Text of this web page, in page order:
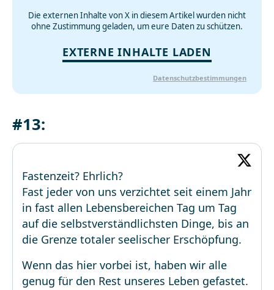
Die externen Inhalte von X in diesem Artikel wurden nicht
ohne Zustimmung geladen, um eure Daten zu schützen.
EXTERNE INHALTE LADEN
Datenschutzbestimmungen
#13:
Fastenzeit? Ehrlich?
Fast jeder von uns verzichtet seit einem Jahr
in fast allen Lebensbereichen Tag um Tag
auf die selbstverständlichsten Dinge, bis an
die Grenze totaler seelischer Erschöpfung.
Wenn das hier vorbei ist, haben wir alle
genug für den Rest unseres Leben gefastet.